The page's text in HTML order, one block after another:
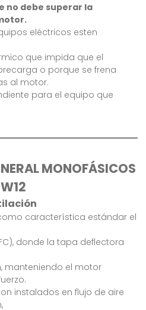
no debe superar la
eléctricos esten
que impida que el
o porque se frena
al motor.
para el equipo que
MONOFÁSICOS
W12
característica estándar el
donde la tapa deflectora
manteniendo el motor
instalados en flujo de aire